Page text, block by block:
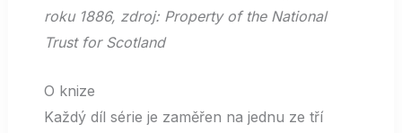
roku 1886, zdroj: Property of the National
Trust for Scotland
O knize
Každý díl série je zaměřen na jednu ze tří